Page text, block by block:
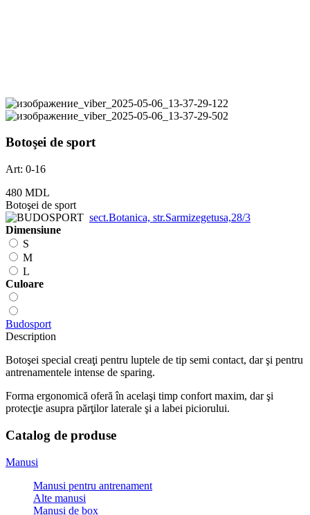
Botoşei de sport
Art: 0-16
480 MDL
Botoşei de sport
sect.Botanica, str.Sarmizegetusa,28/3
Dimensiune
S
M
L
Сuloare
Budosport
Description
Botoşei special creaţi pentru luptele de tip semi contact, dar şi pentru
antrenamentele intense de sparing.
Forma ergonomică oferă în acelaşi timp confort maxim, dar şi
protecţie asupra părţilor laterale şi a labei piciorului.
Catalog de produse
Manusi
Manusi pentru antrenament
Alte manusi
Manusi de box